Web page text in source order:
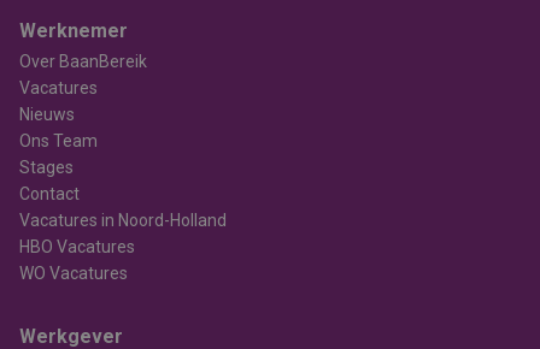
Werknemer
Over BaanBereik
Vacatures
Nieuws
Ons Team
Stages
Contact
Vacatures in Noord-Holland
HBO Vacatures
WO Vacatures
Werkgever